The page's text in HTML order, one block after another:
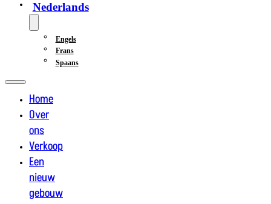
Nederlands
Engels
Frans
Spaans
Home
Over
ons
Verkoop
Een
nieuw
gebouw